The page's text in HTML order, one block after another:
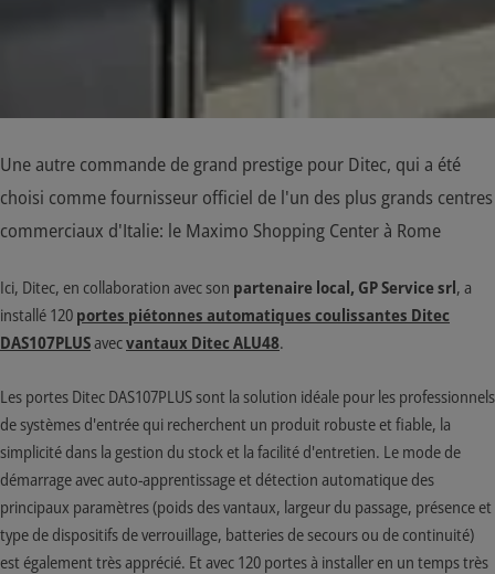
Une autre commande de grand prestige pour Ditec, qui a été
choisi comme fournisseur officiel de l'un des plus grands centres
commerciaux d'Italie: le Maximo Shopping Center à Rome
Ici, Ditec, en collaboration avec son partenaire local, GP Service srl, a
installé 120 portes piétonnes automatiques coulissantes Ditec
DAS107PLUSavecvantaux Ditec ALU48.
Les portes Ditec DAS107PLUS sont la solution idéale pour les professionnels
de systèmes d'entrée qui recherchent un produit robuste et fiable, la
simplicité dans la gestion du stock et la facilité d'entretien. Le mode de
démarrage avec auto-apprentissage et détection automatique des
principaux paramètres (poids des vantaux, largeur du passage, présence et
type de dispositifs de verrouillage, batteries de secours ou de continuité)
est également très apprécié. Et avec 120 portes à installer en un temps très